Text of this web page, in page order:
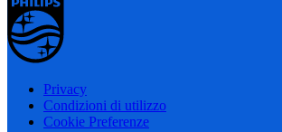
Privacy
Condizioni di utilizzo
Cookie Preferenze